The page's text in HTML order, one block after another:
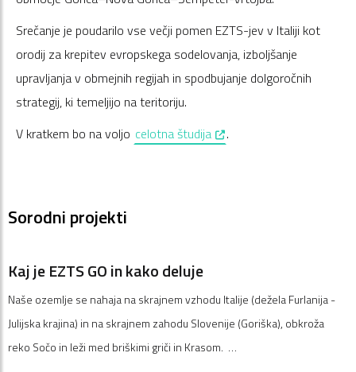
Srečanje je poudarilo vse večji pomen EZTS-jev v Italiji kot
orodij za krepitev evropskega sodelovanja, izboljšanje
upravljanja v obmejnih regijah in spodbujanje dolgoročnih
strategij, ki temeljijo na teritoriju.
V kratkem bo na voljo celotna študija , opens in a new window
.
Sorodni projekti
Kaj je EZTS GO in kako deluje
Naše ozemlje se nahaja na skrajnem vzhodu Italije (dežela Furlanija -
Julijska krajina) in na skrajnem zahodu Slovenije (Goriška), obkroža
reko Sočo in leži med briškimi griči in Krasom. …